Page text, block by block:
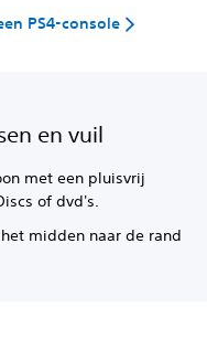
PS4-console
en vuil
met een pluisvrij
of dvd's.
midden naar de rand